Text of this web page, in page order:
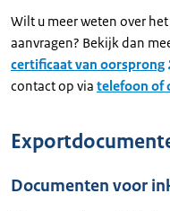
Wilt u meer weten over
aanvragen? Bekijk dan
certificaat van oorsprong
contact op via telefoon of
Documenten voor